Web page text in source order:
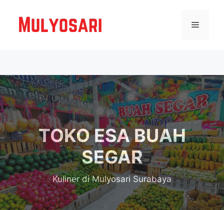
Menu
TOKO ESA BUAH
SEGAR
Kulinerdi Mulyosari Surabaya